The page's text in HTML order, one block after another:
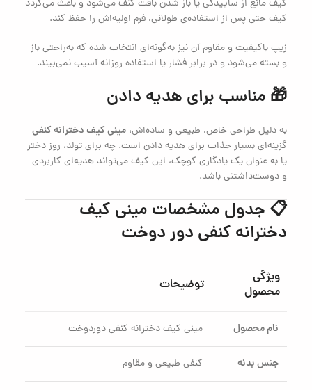
کیف مانع از ساییدگی یا باز شدن بافت کنف می‌شود و باعث می‌گردد
کیف حتی پس از استفاده‌ی طولانی، فرم اولیه‌اش را حفظ کند.
زیپ باکیفیت و مقاوم آن نیز به‌گونه‌ای انتخاب شده که به‌راحتی باز
و بسته می‌شود و در برابر فشار یا استفاده روزانه آسیب نمی‌بیند.
🎁 مناسب برای هدیه دادن
به دلیل طراحی خاص، طبیعی و ساده‌اش، مینی کیف دخترانه کنفی
گزینه‌ای بسیار جذاب برای هدیه دادن است. چه برای تولد، روز دختر
یا به عنوان یک یادگاری کوچک، این کیف می‌تواند هدیه‌ای کاربردی
و دوست‌داشتنی باشد.
📋 جدول مشخصات مینی کیف
دخترانه کنفی دور دوخت
ویژگی
محصول
توضیحات
نام محصول مینی کیف دخترانه کنفی دور‌دوخت
جنس بدنه کنفی طبیعی و مقاوم